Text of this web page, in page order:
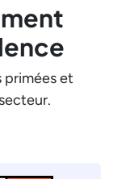
primées et